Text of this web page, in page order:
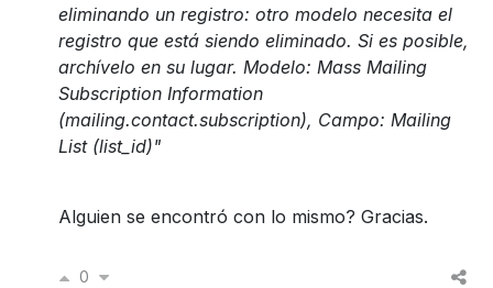
eliminando un registro: otro modelo necesita el
registro que está siendo eliminado. Si es posible,
archívelo en su lugar. Modelo: Mass Mailing
Subscription Information
(mailing.contact.subscription), Campo: Mailing
List (list_id)"
Alguien se encontró con lo mismo? Gracias.
0